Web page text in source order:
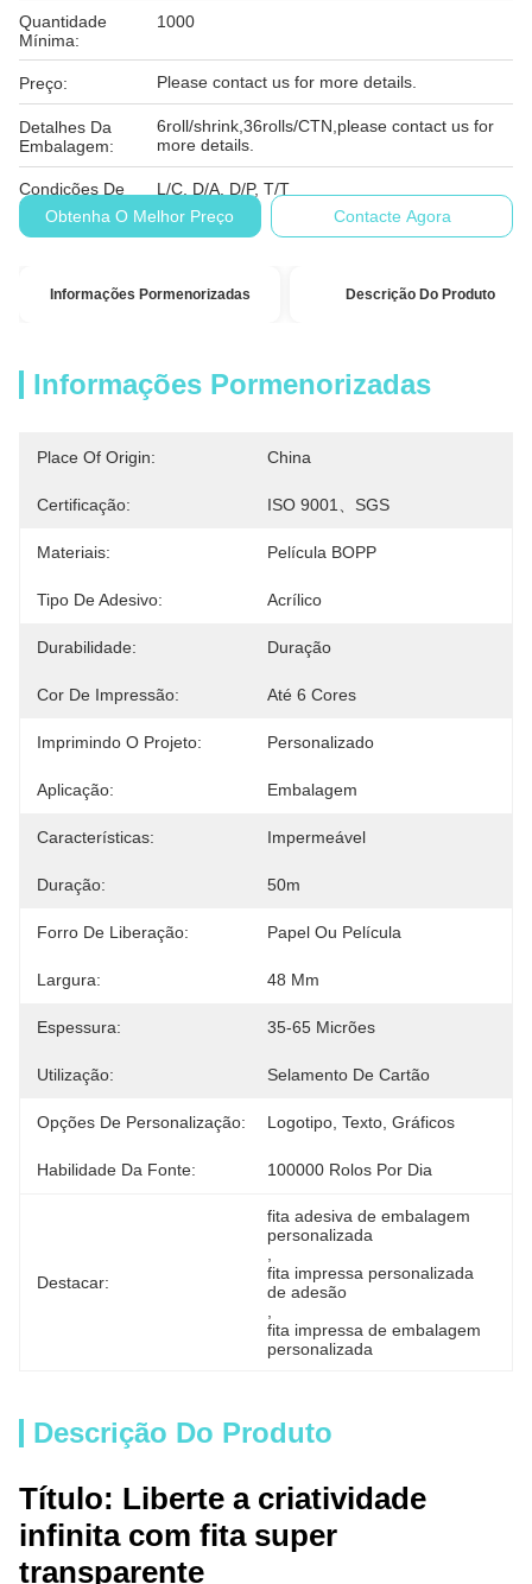
Quantidade
Mínima:
1000
Preço: Please contact us for more details.
Detalhes Da
Embalagem:
6roll/shrink,36rolls/CTN,please contact us for
more details.
Condições De
Pagamento:
L/C, D/A, D/P, T/T
Obtenha O Melhor Preço
Contacte Agora
Informações Pormenorizadas Descrição Do Produto
Informações Pormenorizadas
Place Of Origin: China
Certificação: ISO 9001、SGS
Materiais: Película BOPP
Tipo De Adesivo: Acrílico
Durabilidade: Duração
Cor De Impressão: Até 6 Cores
Imprimindo O Projeto: Personalizado
Aplicação: Embalagem
Características: Impermeável
Duração: 50m
Forro De Liberação: Papel Ou Película
Largura: 48 Mm
Espessura: 35-65 Micrões
Utilização: Selamento De Cartão
Opções De Personalização: Logotipo, Texto, Gráficos
Habilidade Da Fonte: 100000 Rolos Por Dia
Destacar:
fita adesiva de embalagem
personalizada
fita impressa personalizada
de adesão
fita impressa de embalagem
personalizada
Descrição Do Produto
Título: Liberte a criatividade
infinita com fita super
transparente